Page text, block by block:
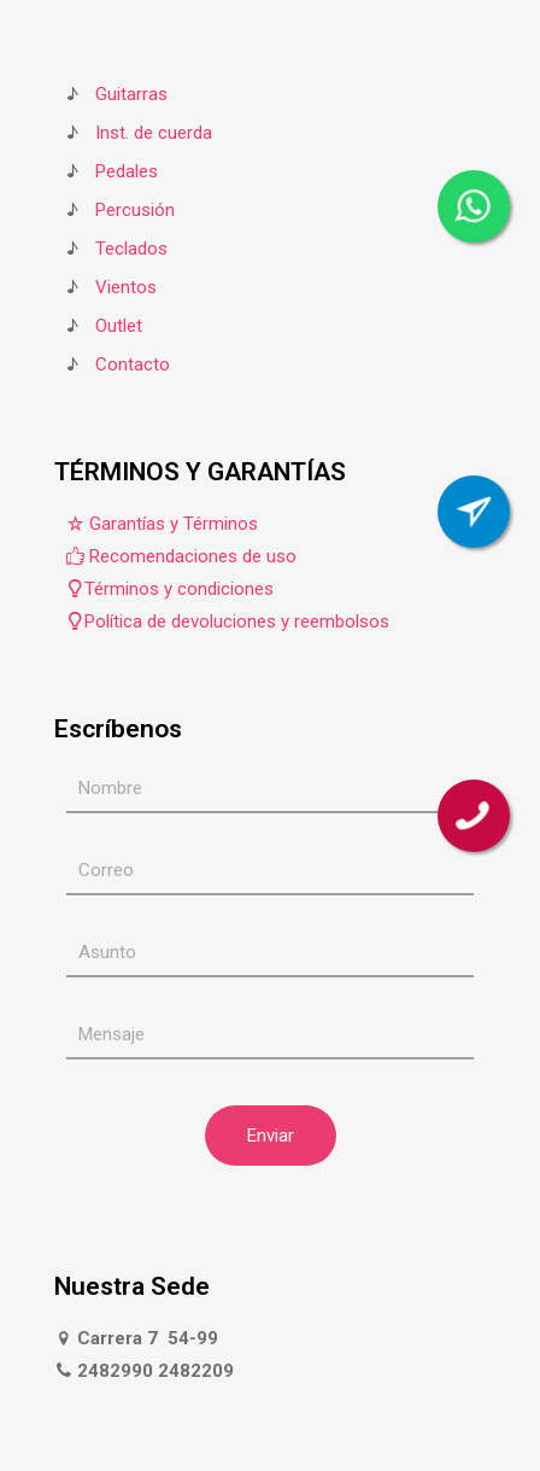
♪
Guitarras
♪
Inst. de cuerda
♪
Pedales
♪
Percusión
♪
Teclados
♪
Vientos
♪
Outlet
♪
Contacto
TÉRMINOS Y GARANTÍAS
Garantías y Términos
Recomendaciones de uso
Términos y condiciones
Política de devoluciones y reembolsos
Escríbenos
Nuestra Sede
Carrera 7 54-99
2482990 2482209